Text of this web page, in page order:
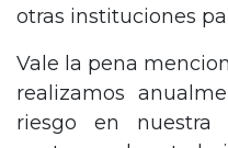
otras instituciones
Vale la pena
realizamos
riesgo en nuestra